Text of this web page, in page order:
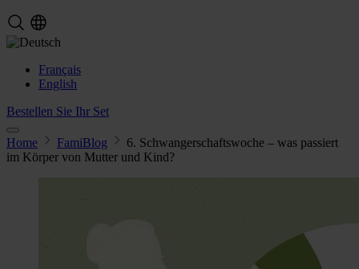
Français
English
Bestellen Sie Ihr Set
Home FamiBlog
6. Schwangerschaftswoche – was passiert
im Körper von Mutter und Kind?